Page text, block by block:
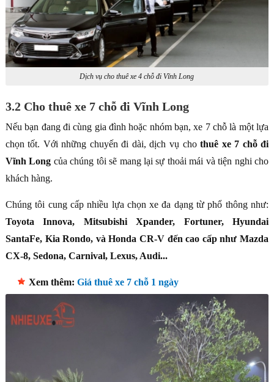
Dịch vụ cho thuê xe 4 chỗ đi Vĩnh Long
3.2 Cho thuê xe 7 chỗ đi Vĩnh Long
Nếu bạn đang đi cùng gia đình hoặc nhóm bạn, xe 7 chỗ là một lựa
chọn tốt. Với những chuyến đi dài, dịch vụ chothuê xe 7 chỗ đi
Vĩnh Long của chúng tôi sẽ mang lại sự thoải mái và tiện nghi cho
khách hàng.
Chúng tôi cung cấp nhiều lựa chọn xe đa dạng từ phổ thông như:
Toyota Innova, Mitsubishi Xpander, Fortuner, Hyundai
SantaFe, Kia Rondo, và Honda CR-V đến cao cấp như Mazda
CX-8, Sedona, Carnival, Lexus, Audi...
Xem thêm: Giá thuê xe 7 chỗ 1 ngày